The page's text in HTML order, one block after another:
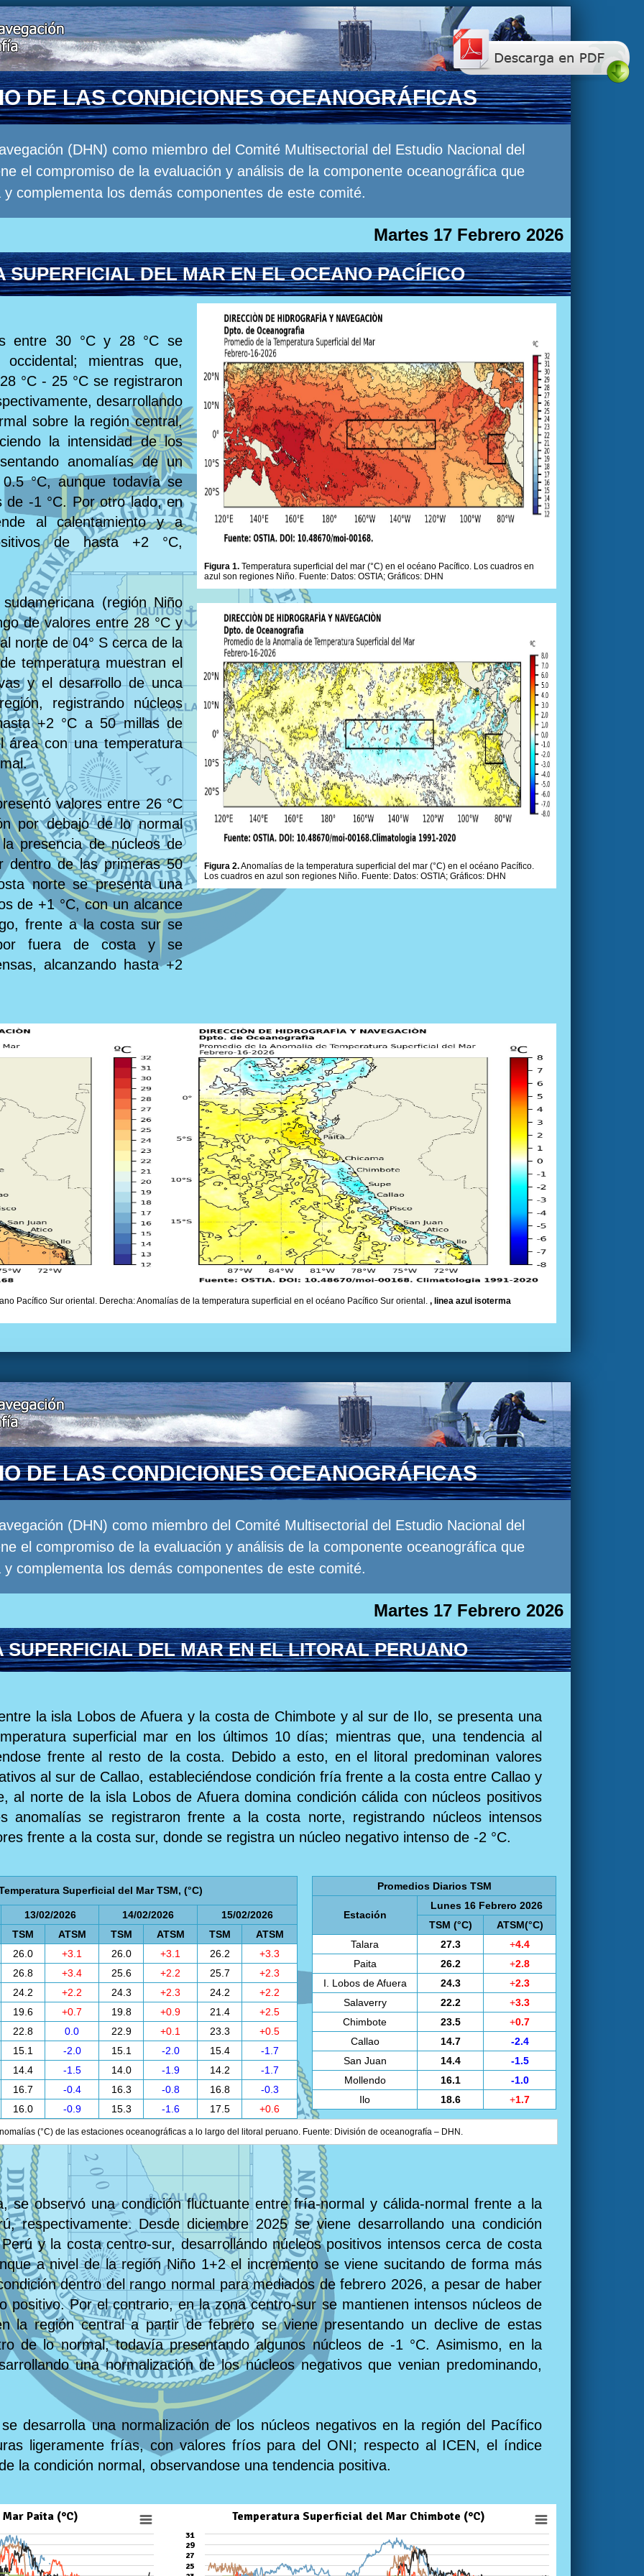
DE LAS CONDICIONES OCEANOGRÁFICAS
(DHN) como miembro del Comité Multisectorial del Estudio Nacional del
el compromiso de la evaluación y análisis de la componente oceanográfica que
y complementa los demás componentes de este comité.
Martes 17 Febrero 2026
SUPERFICIAL DEL MAR EN EL OCEANO PACÍFICO
entre 30 °C y 28 °C se
mientras que,
°C - 25 °C se registraron
desarrollando
sobre la región central,
la intensidad de los
anomalías de un
°C, aunque todavía se
de -1 °C. Por otro lado, en
al calentamiento y a
de hasta +2 °C,
(región Niño
de valores entre 28 °C y
norte de 04° S cerca de la
temperatura muestran el
y el desarrollo de unca
registrando núcleos
+2 °C a 50 millas de
área con una temperatura
valores entre 26 °C
por debajo de lo normal
presencia de núcleos de
dentro de las primeras 50
norte se presenta una
de +1 °C, con un alcance
frente a la costa sur se
fuera de costa y se
alcanzando hasta +2
Figura 1. Temperatura superficial del mar (°C) en el océano Pacífico. Los cuadros en
azul son regiones Niño. Fuente: Datos: OSTIA; Gráficos: DHN
Figura 2.Anomalías de la temperatura superficial del mar (°C) en el océano Pacífico.
Los cuadros en azul son regiones Niño. Fuente: Datos: OSTIA; Gráficos: DHN
Pacífico Sur oriental. Derecha: Anomalías de la temperatura superficial en el océano Pacífico Sur oriental. , linea azul isoterma
DE LAS CONDICIONES OCEANOGRÁFICAS
(DHN) como miembro del Comité Multisectorial del Estudio Nacional del
el compromiso de la evaluación y análisis de la componente oceanográfica que
y complementa los demás componentes de este comité.
Martes 17 Febrero 2026
SUPERFICIAL DEL MAR EN EL LITORAL PERUANO
la isla Lobos de Afuera y la costa de Chimbote y al sur de Ilo, se presenta una
superficial mar en los últimos 10 días; mientras que, una tendencia al
frente al resto de la costa. Debido a esto, en el litoral predominan valores
al sur de Callao, estableciéndose condición fría frente a la costa entre Callao y
al norte de la isla Lobos de Afuera domina condición cálida con núcleos positivos
anomalías se registraron frente a la costa norte, registrando núcleos intensos
frente a la costa sur, donde se registra un núcleo negativo intenso de -2 °C.
Superficial del Mar TSM, (°C)
13/02/2026 14/02/2026
15/02/2026
TSM
ATSM TSM ATSM TSM
ATSM
26.0
+3.1 26.0 +3.1 26.2
+3.3
26.8
+3.4 25.6 +2.2 25.7
+2.3
24.2
+2.2 24.3 +2.3 24.2
+2.2
19.6
+0.7 19.8 +0.9 21.4
+2.5
22.8
0.0 22.9 +0.1 23.3
+0.5
15.1
-2.0 15.1 -2.0 15.4
-1.7
14.4
-1.5 14.0 -1.9 14.2
-1.7
16.7
-0.4 16.3 -0.8 16.8
-0.3
16.0
-0.9 15.3 -1.6 17.5 +0.6
Promedios Diarios TSM
Estación
Lunes 16 Febrero 2026
TSM (°C)
ATSM(°C)
Talara
27.3 +4.4
Paita
26.2 +2.8
I. Lobos de Afuera
24.3 +2.3
Salaverry
22.2 +3.3
Chimbote
23.5 +0.7
Callao
14.7
-2.4
San Juan
14.4
-1.5
Mollendo
16.1
-1.0
Ilo
18.6 +1.7
(°C) de las estaciones oceanográficas a lo largo del litoral peruano. Fuente: División de oceanografía – DHN.
se observó una condición fluctuante entre fría-normal y cálida-normal frente a la
respectivamente. Desde diciembre 2025 se viene desarrollando una condición
y la costa centro-sur, desarrollándo núcleos positivos intensos cerca de costa
a nivel de la región Niño 1+2 el incremento se viene sucitando de forma más
dentro del rango normal para mediados de febrero 2026, a pesar de haber
positivo. Por el contrario, en la zona centro-sur se mantienen intensos núcleos de
la región central a partir de febrero se viene presentando un declive de estas
de lo normal, todavía presentando algunos núcleos de -1 °C. Asimismo, en la
una normalización de los núcleos negativos que venian predominando,
desarrolla una normalización de los núcleos negativos en la región del Pacífico
ligeramente frías, con valores fríos para del ONI; respecto al ICEN, el índice
la condición normal, observandose una tendencia positiva.